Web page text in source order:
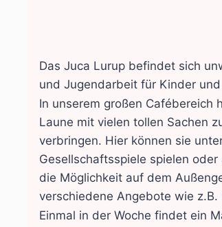
Das Juca Lurup befindet sich
und Jugendarbeit für Kinder
In unserem großen Cafébereich
Laune mit vielen tollen Sachen
verbringen. Hier können sie
Gesellschaftsspiele spielen
die Möglichkeit auf dem
verschiedene Angebote wie
Einmal in der Woche findet ein